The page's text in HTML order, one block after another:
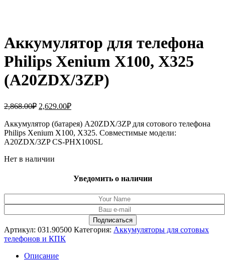
Аккумулятор для телефона
Philips Xenium X100, X325
(A20ZDX/3ZP)
2,868.00₽ Первоначальная
составляла
2,868.00₽.
2,629.00₽Текущая
2,629.00₽.
Аккумулятор (батарея) A20ZDX/3ZP для сотового телефона
Philips Xenium X100, X325. Совместимые модели:
A20ZDX/3ZP CS-PHX100SL
Нет в наличии
Уведомить о наличии
Артикул: 031.90500 Категория: Аккумуляторы для сотовых
телефонов и КПК
Описание